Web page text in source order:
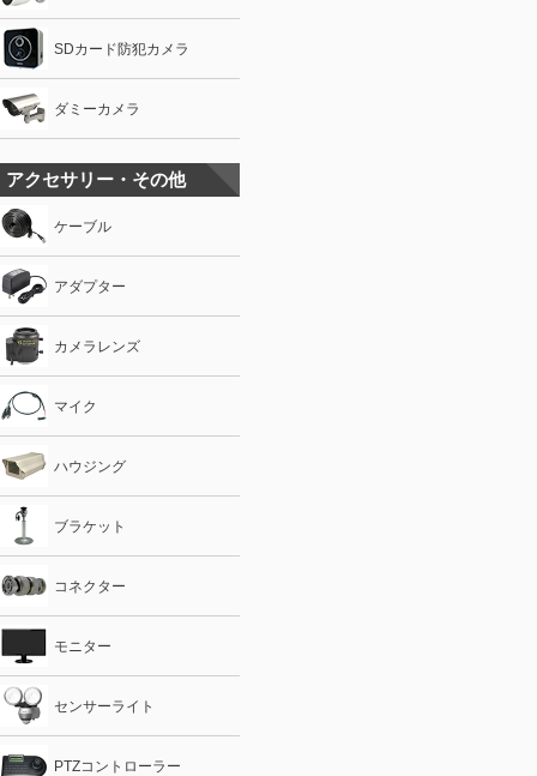
SDカード防犯カメラ
ダミーカメラ
アクセサリー・その他
ケーブル
アダプター
カメラレンズ
マイク
ハウジング
ブラケット
コネクター
モニター
センサーライト
PTZコントローラー